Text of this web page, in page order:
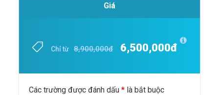
Giá
Chỉ từ 8,900,000đ 6,500,000đ
Các trường được đánh dấu * là bắt buộc